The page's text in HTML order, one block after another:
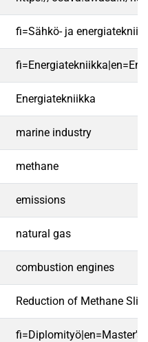
fi=Sähkö- ja
Energiatekniikka
marine industry
methane
emissions
natural gas
combustion engines
Reduction of Methane
fi=Diplomityö|en=Master's